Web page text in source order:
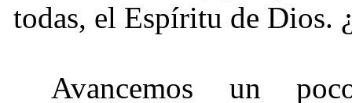
todas, el Espíritu de Dios.
Avancemos un